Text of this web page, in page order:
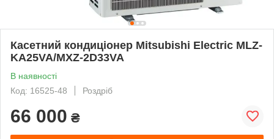
Касетний кондиціонер Mitsubishi Electric MLZ-
KA25VA/MXZ-2D33VA
В наявності
Код: 16525-48
Роздріб
66 000 ₴